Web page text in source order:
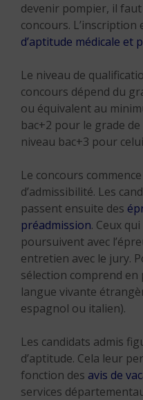
devenir pompier, il
concours. L’inscription
d’aptitude médicale et
Le niveau de
concours dépend du
ou équivalent au
bac+2 pour le grade
niveau bac+3 pour
Le concours
d’admissibilité. Les
passent ensuite des
préadmission. Ceux
poursuivent avec
entretien avec le jury.
sélection comprend
langue vivante
espagnol ou italien).
Les candidats admis
d’aptitude. Cela leur
fonction des avis de
services